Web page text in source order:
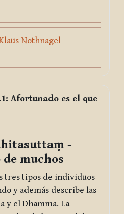
Nothnagel
Afortunado es el que
-
muchos
tres tipos de individuos
y además describe las
y el Dhamma. La